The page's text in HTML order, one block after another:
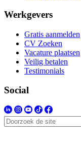
Werkgevers
Gratis aanmelden
CV Zoeken
Vacature plaatsen
Veilig betalen
Testimonials
Social